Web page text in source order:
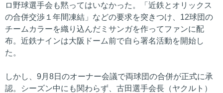
ロ野球選手会も黙ってはいなかった。「近鉄とオリックス
の合併交渉１年間凍結」などの要求を突きつけ、12球団の
チームカラーを織り込んだミサンガを作ってファンに配
布。近鉄ナインは大阪ドーム前で自ら署名活動を開始し
た。
しかし、9月8日のオーナー会議で両球団の合併が正式に承
認。シーズン中にも関わらず、古田選手会長（ヤクルト）